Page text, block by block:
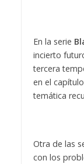
En la serie
incierto
tercera
en el
temática
Otra de las
con los